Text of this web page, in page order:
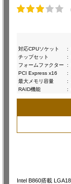
対応CPUソケット
:
チップセット
:
フォームファクター
:
PCI Express x16
:
最大メモリ容量
:
RAID機能
:
Intel B860搭載